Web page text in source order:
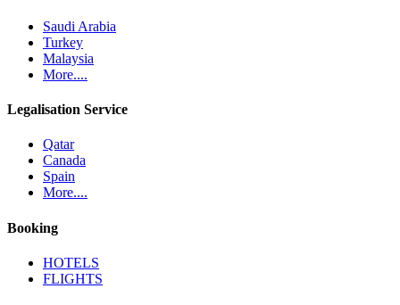
Saudi Arabia
Turkey
Malaysia
More....
Legalisation Service
Qatar
Canada
Spain
More....
Booking
HOTELS
FLIGHTS